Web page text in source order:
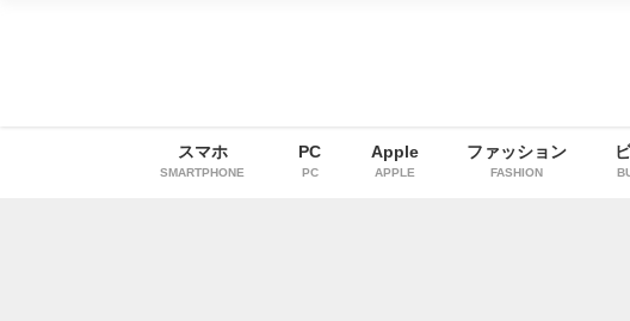
スマホ
SMARTPHONE
PC
PC
Apple
APPLE
ファッション
FASHION